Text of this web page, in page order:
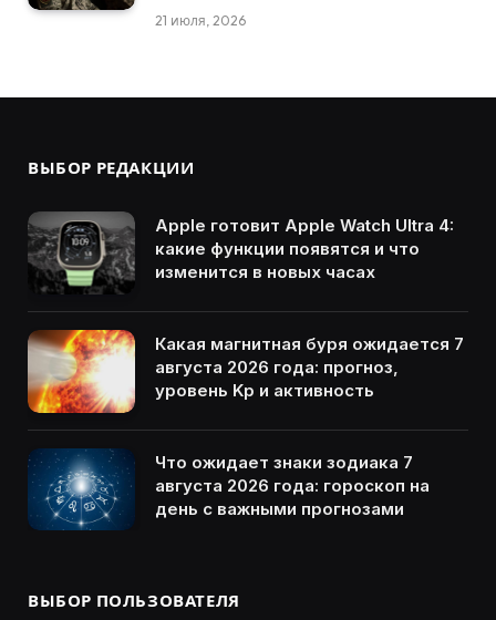
21 июля, 2026
ВЫБОР РЕДАКЦИИ
Apple готовит Apple Watch Ultra 4:
какие функции появятся и что
изменится в новых часах
Какая магнитная буря ожидается 7
августа 2026 года: прогноз,
уровень Kp и активность
Что ожидает знаки зодиака 7
августа 2026 года: гороскоп на
день с важными прогнозами
ВЫБОР ПОЛЬЗОВАТЕЛЯ